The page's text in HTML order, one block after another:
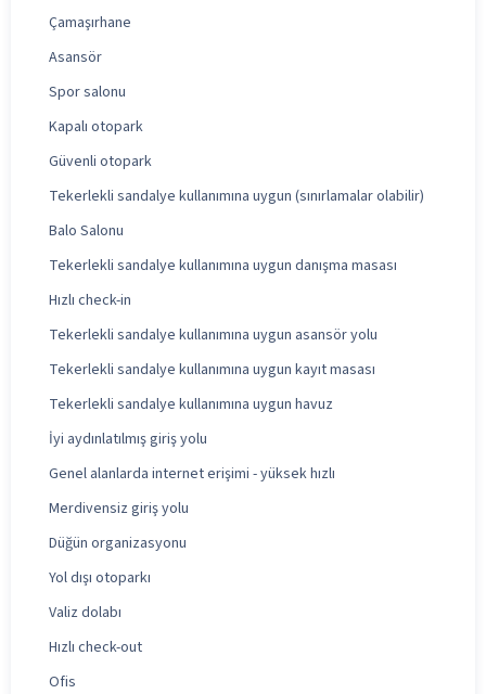
Çamaşırhane
Asansör
Spor salonu
Kapalı otopark
Güvenli otopark
Tekerlekli sandalye kullanımına uygun (sınırlamalar olabilir)
Balo Salonu
Tekerlekli sandalye kullanımına uygun danışma masası
Hızlı check-in
Tekerlekli sandalye kullanımına uygun asansör yolu
Tekerlekli sandalye kullanımına uygun kayıt masası
Tekerlekli sandalye kullanımına uygun havuz
İyi aydınlatılmış giriş yolu
Genel alanlarda internet erişimi - yüksek hızlı
Merdivensiz giriş yolu
Düğün organizasyonu
Yol dışı otoparkı
Valiz dolabı
Hızlı check-out
Ofis